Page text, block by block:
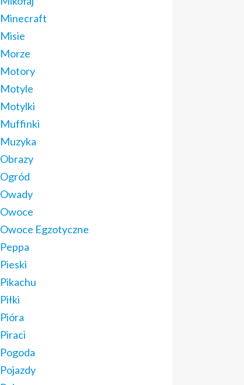
Minecraft
Misie
Morze
Motory
Motyle
Motylki
Muffinki
Muzyka
Obrazy
Ogród
Owady
Owoce
Owoce Egzotyczne
Peppa
Pieski
Pikachu
Piłki
Pióra
Piraci
Pogoda
Pojazdy